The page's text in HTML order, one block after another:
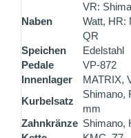
Naben
VR:
Watt, HR:
QR
Speichen
Edelstahl
Pedale
VP-872
Innenlager
MATRIX,
Kurbelsatz
Shimano,
mm
Zahnkränze Shimano,